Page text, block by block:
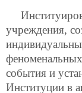
учреждения,
события и
Институции в